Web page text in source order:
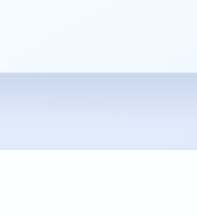
Español English